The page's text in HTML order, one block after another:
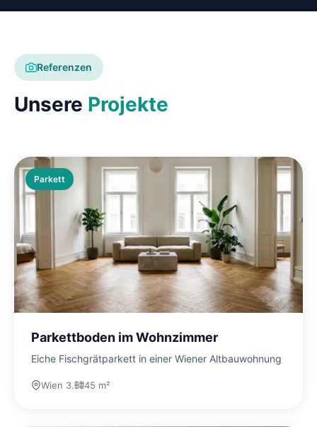
Referenzen
Unsere Projekte
Parkett
Parkettboden im Wohnzimmer
Eiche Fischgrätparkett in einer Wiener Altbauwohnung
Wien 3. 45 m²